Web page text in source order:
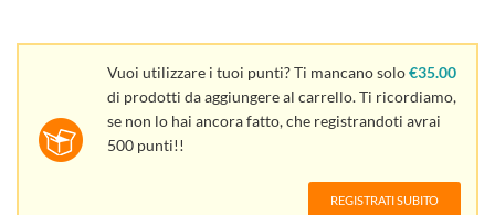
Vuoi utilizzare i tuoi punti? Ti mancano solo€35.00
di prodotti da aggiungere al carrello. Ti ricordiamo,
se non lo hai ancora fatto, che registrandoti avrai
500 punti!!
REGISTRATI SUBITO